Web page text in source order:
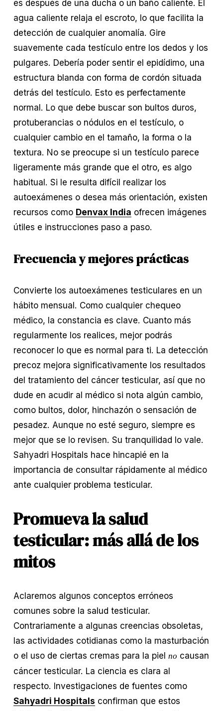
es después de una ducha o un baño caliente. El
agua caliente relaja el escroto, lo que facilita la
detección de cualquier anomalía. Gire
suavemente cada testículo entre los dedos y los
pulgares. Debería poder sentir el epidídimo, una
estructura blanda con forma de cordón situada
detrás del testículo. Esto es perfectamente
normal. Lo que debe buscar son bultos duros,
protuberancias o nódulos en el testículo, o
cualquier cambio en el tamaño, la forma o la
textura. No se preocupe si un testículo parece
ligeramente más grande que el otro, es algo
habitual. Si le resulta difícil realizar los
autoexámenes o desea más orientación, existen
recursos como Denvax India ofrecen imágenes
útiles e instrucciones paso a paso.
Frecuencia y mejores prácticas
Convierte los autoexámenes testiculares en un
hábito mensual. Como cualquier chequeo
médico, la constancia es clave. Cuanto más
regularmente los realices, mejor podrás
reconocer lo que es normal para ti. La detección
precoz mejora significativamente los resultados
del tratamiento del cáncer testicular, así que no
dude en acudir al médico si nota algún cambio,
como bultos, dolor, hinchazón o sensación de
pesadez. Aunque no esté seguro, siempre es
mejor que se lo revisen. Su tranquilidad lo vale.
Sahyadri Hospitals hace hincapié en la
importancia de consultar rápidamente al médico
ante cualquier problema testicular.
Promueva la salud
testicular: más allá de los
mitos
Aclaremos algunos conceptos erróneos
comunes sobre la salud testicular.
Contrariamente a algunas creencias obsoletas,
las actividades cotidianas como la masturbación
o el uso de ciertas cremas para la piel no causan
cáncer testicular. La ciencia es clara al
respecto. Investigaciones de fuentes como
Sahyadri Hospitals confirman que estos